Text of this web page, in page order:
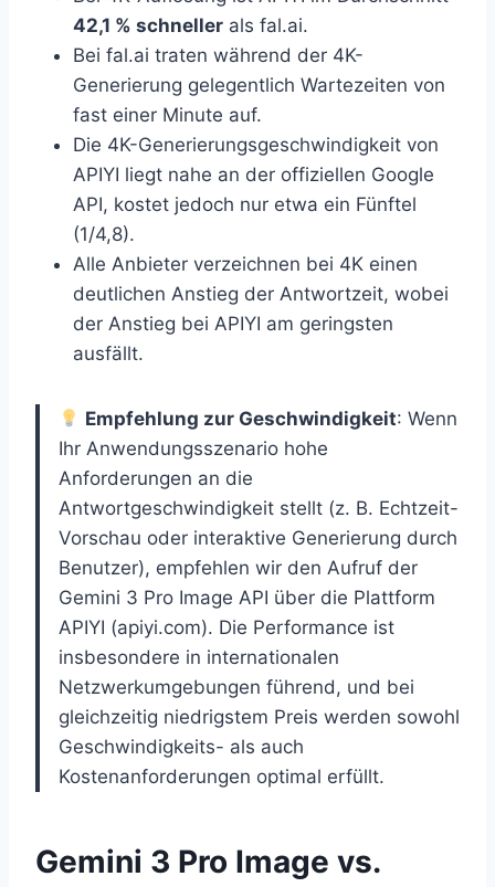
42,1 % schneller als fal.ai.
Bei fal.ai traten während der 4K-
Generierung gelegentlich Wartezeiten von
fast einer Minute auf.
Die 4K-Generierungsgeschwindigkeit von
APIYI liegt nahe an der offiziellen Google
API, kostet jedoch nur etwa ein Fünftel
(1/4,8).
Alle Anbieter verzeichnen bei 4K einen
deutlichen Anstieg der Antwortzeit, wobei
der Anstieg bei APIYI am geringsten
ausfällt.
Empfehlung zur Geschwindigkeit: Wenn
Ihr Anwendungsszenario hohe
Anforderungen an die
Antwortgeschwindigkeit stellt (z. B. Echtzeit-
Vorschau oder interaktive Generierung durch
Benutzer), empfehlen wir den Aufruf der
Gemini 3 Pro Image API über die Plattform
APIYI (apiyi.com). Die Performance ist
insbesondere in internationalen
Netzwerkumgebungen führend, und bei
gleichzeitig niedrigstem Preis werden sowohl
Geschwindigkeits- als auch
Kostenanforderungen optimal erfüllt.
Gemini 3 Pro Image vs.